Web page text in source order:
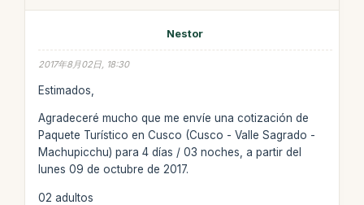
Nestor
2017年8月02日, 18:30
Estimados,
Agradeceré mucho que me envíe una cotización de
Paquete Turístico en Cusco (Cusco - Valle Sagrado -
Machupicchu) para 4 días / 03 noches, a partir del
lunes 09 de octubre de 2017.
02 adultos